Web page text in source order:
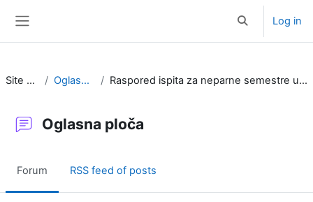
Toggle search
Log in
Site pages Oglasna ploča Raspored ispita za neparne semestre u akademskoj 2024/2025
Oglasna ploča
Forum RSS feed of posts